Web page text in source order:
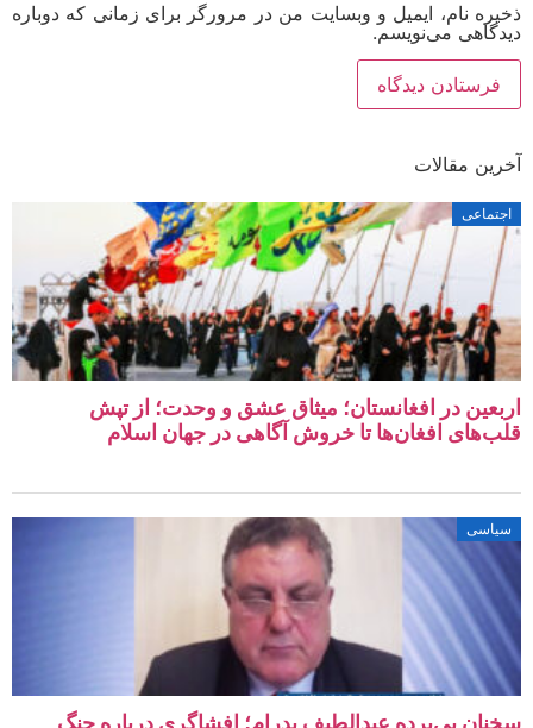
نام، ایمیل و وبسایت من در مرورگر برای زمانی که دوباره
می‌نویسم.
مقالات
در افغانستان؛ میثاق عشق و وحدت؛ از تپش‌
افغان‌ها تا خروش آگاهی در جهان اسلام
بی‌پرده عبدالطیف پدرام؛ افشاگری درباره جنگ